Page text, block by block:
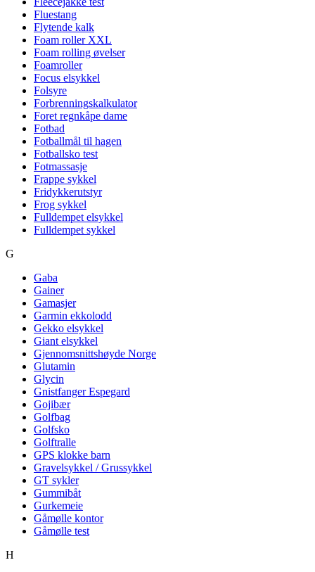
Fluestang
Flytende kalk
Foam roller XXL
Foam rolling øvelser
Foamroller
Focus elsykkel
Folsyre
Forbrenningskalkulator
Foret regnkåpe dame
Fotbad
Fotballmål til hagen
Fotballsko test
Fotmassasje
Frappe sykkel
Fridykkerutstyr
Frog sykkel
Fulldempet elsykkel
Fulldempet sykkel
G
Gaba
Gainer
Gamasjer
Garmin ekkolodd
Gekko elsykkel
Giant elsykkel
Gjennomsnittshøyde Norge
Glutamin
Glycin
Gnistfanger Espegard
Gojibær
Golfbag
Golfsko
Golftralle
GPS klokke barn
Gravelsykkel / Grussykkel
GT sykler
Gummibåt
Gurkemeie
Gåmølle kontor
Gåmølle test
H